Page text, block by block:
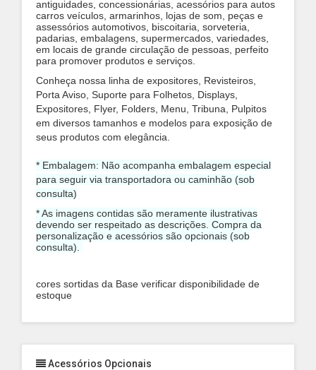
antiguidades, concessionárias, acessórios para autos
carros veículos, armarinhos, lojas de som, peças e
assessórios automotivos, biscoitaria, sorveteria,
padarias, embalagens, supermercados, variedades,
em locais de grande circulação de pessoas, perfeito
para promover produtos e serviços.
Conheça nossa linha de expositores, Revisteiros,
Porta Aviso, Suporte para Folhetos, Displays,
Expositores, Flyer, Folders, Menu, Tribuna, Pulpitos
em diversos tamanhos e modelos para exposição de
seus produtos com elegância.
* Embalagem: Não acompanha embalagem especial
para seguir via transportadora ou caminhão (sob
consulta)
* As imagens contidas são meramente ilustrativas
devendo ser respeitado as descrições. Compra da
personalização e acessórios são opcionais (sob
consulta).
cores sortidas da Base verificar disponibilidade de
estoque
Acessórios Opcionais